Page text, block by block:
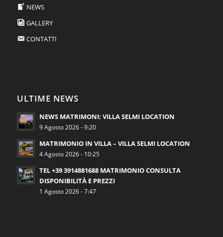
NEWS
GALLERY
CONTATTI
ULTIME NEWS
NEWS MATRIMONI: VILLA SELMI LOCATION
9 Agosto 2026 - 9:20
MATRIMONIO IN VILLA – VILLA SELMI LOCATION
4 Agosto 2026 - 10:25
TEL +39 3914881688 MATRIMONIO CONSULTA
DISPONIBILITÀ E PREZZI
1 Agosto 2026 - 7:47